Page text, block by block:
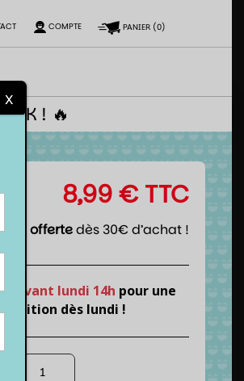
COMPTE PANIER(0)
! 🔥
8,99€ TTC
offertedès 30€ d’achat !
avant lundi 14h pour une
dès lundi !
x